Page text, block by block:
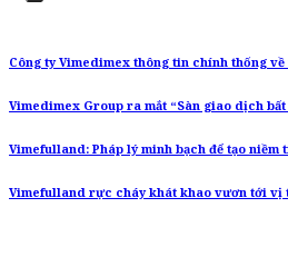
Công ty Vimedimex thông tin chính thống
Vimedimex Group ra mắt “Sàn giao dịch
Vimefulland: Pháp lý minh bạch để tạo
Vimefulland rực cháy khát khao vươn tới vị